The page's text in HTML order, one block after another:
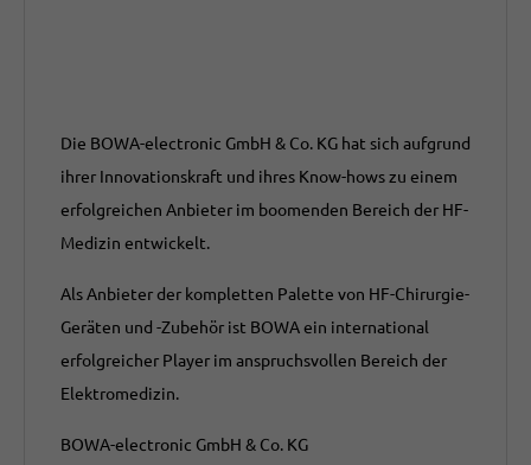
Die BOWA-electronic GmbH & Co. KG hat sich aufgrund
ihrer Innovationskraft und ihres Know-hows zu einem
erfolgreichen Anbieter im boomenden Bereich der HF-
Medizin entwickelt.
Als Anbieter der kompletten Palette von HF-Chirurgie-
Geräten und -Zubehör ist BOWA ein international
erfolgreicher Player im anspruchsvollen Bereich der
Elektromedizin.
BOWA-electronic GmbH & Co. KG